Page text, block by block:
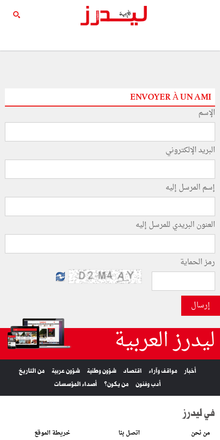
ENVOYER À UN AMI
الإسم
البريد الإلكتروني
إسم المرسل إليه
العنون البريدي للمرسل إليه
رمز الحماية
إرسال
ليدرز العربية
أخبار مواقف وآراء اقتصاد شؤون وطنية شؤون عربية
من التاريخ
أدب وفنون
من يكون؟ أصداء المؤسسات
في ليدرز
من نحن اتصل بنا خريطة الموقع